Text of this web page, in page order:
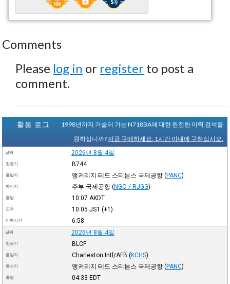
Comments
Please log in or register to post a
comment.
활동 로그
1998년까지 거슬러 가는 N718BA에 대한 완전한 이력 검색을
원하십니까? 지금 구매하세요. 1시간 이내에 구하십시오.
날짜 2026년 8월 4일
항공기 B744
출발지 앵커리지 테드 스티븐스 국제공항 (PANC)
행선지 주부 국제공항 (NGO / RJGG)
출발 10:07 AKDT
도착 10:05 JST(+1)
비행시간 6:58
날짜 2026년 8월 4일
항공기 BLCF
출발지 Charleston Intl/AFB (KCHS)
행선지 앵커리지 테드 스티븐스 국제공항 (PANC)
출발 04:33 EDT